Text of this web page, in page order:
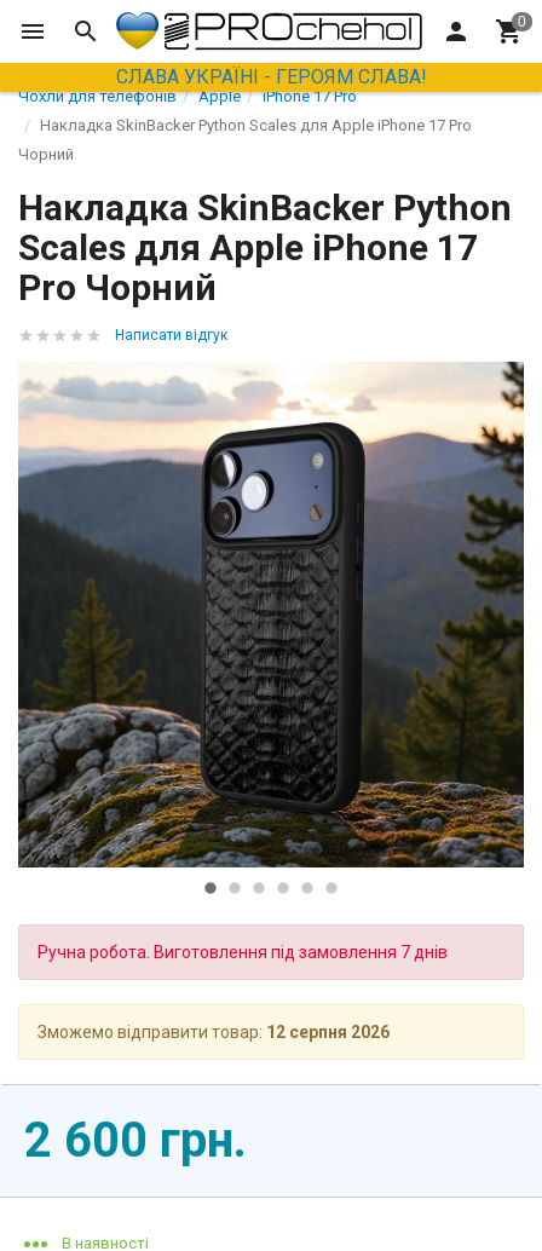
СЛАВА УКРАЇНІ - ГЕРОЯМ СЛАВА!
Чохли для телефонів Apple
iPhone 17 Pro
Накладка SkinBacker Python Scales для Apple iPhone 17 Pro
Чорний
Накладка SkinBacker Python
Scales для Apple iPhone 17
Pro Чорний
Написати відгук
Ручна робота. Виготовлення під замовлення 7 днів
Зможемо відправити товар: 12 серпня 2026
2 600 грн.
В наявності